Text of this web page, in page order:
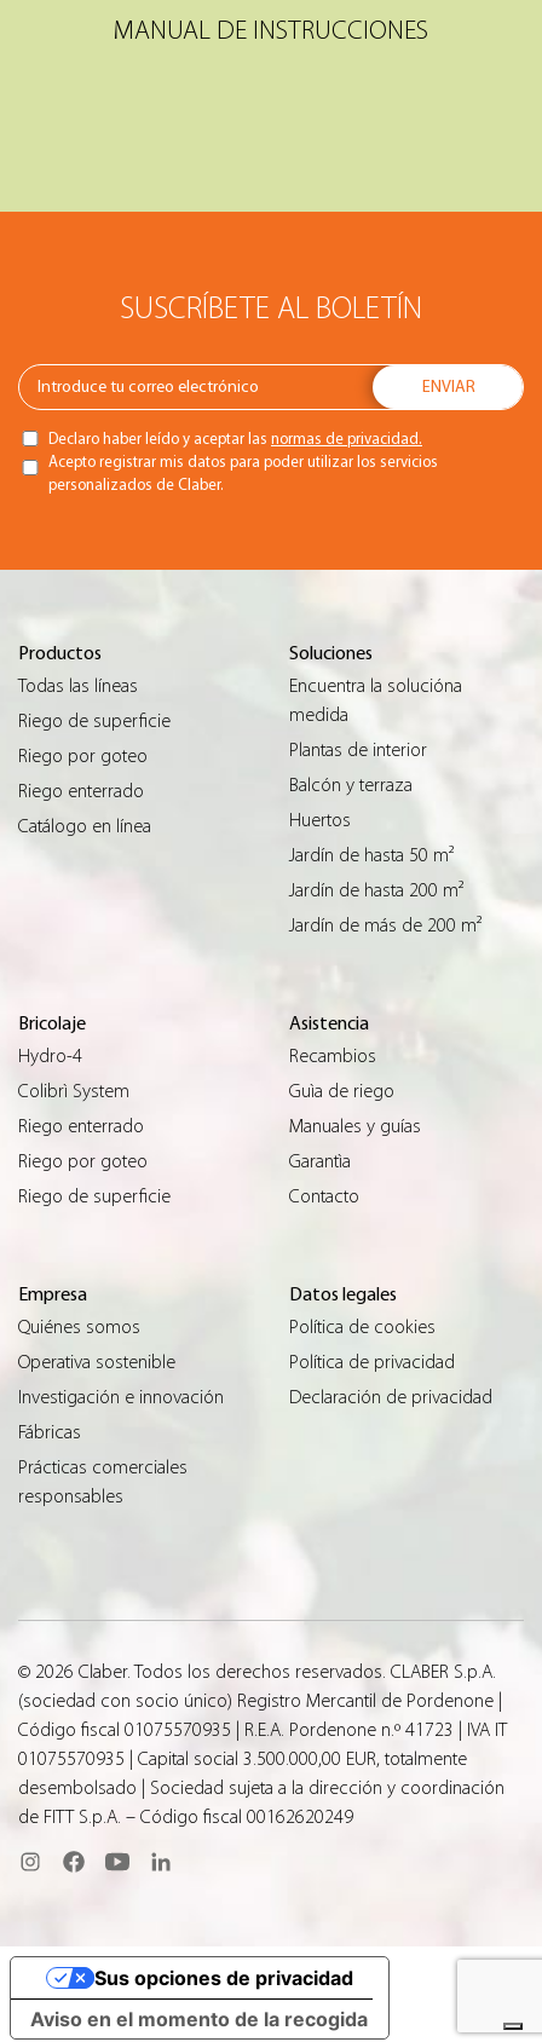
MANUAL DE INSTRUCCIONES
SUSCRÍBETE AL BOLETÍN
Declaro haber leído y aceptar las normas de privacidad.
Acepto registrar mis datos para poder utilizar los servicios
personalizados de Claber.
Productos
Todas las líneas
Riego de superficie
Riego por goteo
Riego enterrado
Catálogo en línea
Soluciones
Encuentra la solucióna
medida
Plantas de interior
Balcón y terraza
Huertos
Jardín de hasta 50 m²
Jardín de hasta 200 m²
Jardín de más de 200 m²
Bricolaje
Hydro-4
Colibrì System
Riego enterrado
Riego por goteo
Riego de superficie
Asistencia
Recambios
Guìa de riego
Manuales y guías
Garantìa
Contacto
Empresa
Quiénes somos
Operativa sostenible
Investigación e innovación
Fábricas
Prácticas comerciales
responsables
Datos legales
Política de cookies
Política de privacidad
Declaración de privacidad
© 2026 Claber. Todos los derechos reservados. CLABER S.p.A.
(sociedad con socio único) Registro Mercantil de Pordenone |
Código fiscal 01075570935 | R.E.A. Pordenone n.º 41723 | IVA IT
01075570935 | Capital social 3.500.000,00 EUR, totalmente
desembolsado | Sociedad sujeta a la dirección y coordinación
de FITT S.p.A. – Código fiscal 00162620249
Aviso en el momento de la recogida
Sus opciones de privacidad